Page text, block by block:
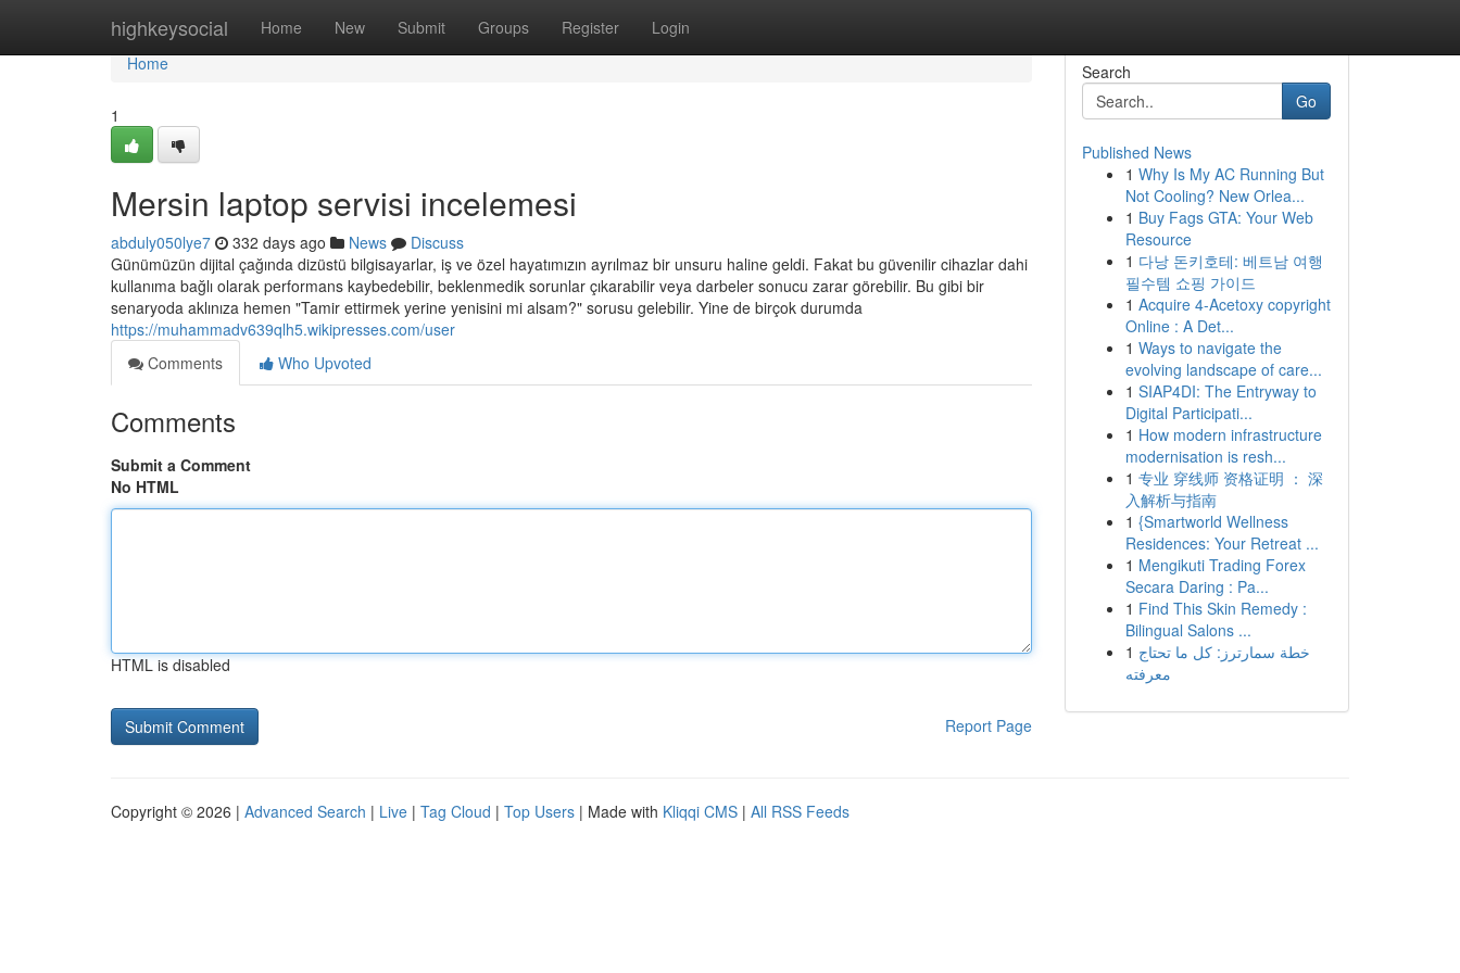
highkeysocial Home New Submit Groups Register Login
Home
Home
1
Mersin laptop servisi incelemesi
abduly050lye7 332 days ago News
Discuss
Günümüzün dijital çağında dizüstü bilgisayarlar, iş ve özel hayatımızın ayrılmaz bir unsuru haline geldi. Fakat bu güvenilir cihazlar dahi
kullanıma bağlı olarak performans kaybedebilir, beklenmedik sorunlar çıkarabilir veya darbeler sonucu zarar görebilir. Bu gibi bir
senaryoda aklınıza hemen "Tamir ettirmek yerine yenisini mi alsam?" sorusu gelebilir. Yine de birçok durumda
https://muhammadv639qlh5.wikipresses.com/user
Comments
Who Upvoted
Comments
Submit a Comment
No HTML
HTML is disabled
Report Page
Search
Go
Published News
1 Why Is My AC Running But
Not Cooling? New Orlea...
1 Buy Fags GTA: Your Web
Resource
1 다낭 돈키호테: 베트남 여행
필수템 쇼핑 가이드
1 Acquire 4-Acetoxy copyright
Online : A Det...
1 Ways to navigate the
evolving landscape of care...
1 SIAP4DI: The Entryway to
Digital Participati...
1 How modern infrastructure
modernisation is resh...
1 专业 穿线师 资格证明 ： 深
入解析与指南
1 {Smartworld Wellness
Residences: Your Retreat ...
1 Mengikuti Trading Forex
Secara Daring : Pa...
1 Find This Skin Remedy :
Bilingual Salons ...
1 خطة سمارترز: كل ما تحتاج
معرفته
Copyright © 2026 | Advanced Search | Live | Tag Cloud | Top Users | Made with Kliqqi CMS | All RSS Feeds